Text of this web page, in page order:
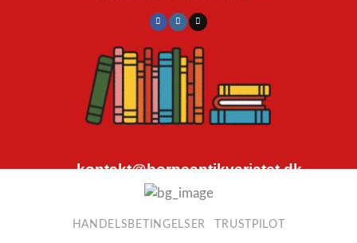
kontakt@borneantikvariatet.dk
HANDELSBETINGELSER TRUSTPILOT